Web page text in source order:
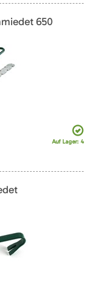
650
Auf Lager: 4